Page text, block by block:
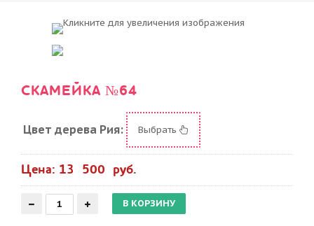
СКАМЕЙКА №64
Цвет дерева Рия: Выбрать
Цена: 13 500 руб.